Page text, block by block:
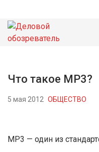
НОВОСТИ
Что такое МР3?
5 мая 2012 ОБЩЕСТВО
MP3 — один из